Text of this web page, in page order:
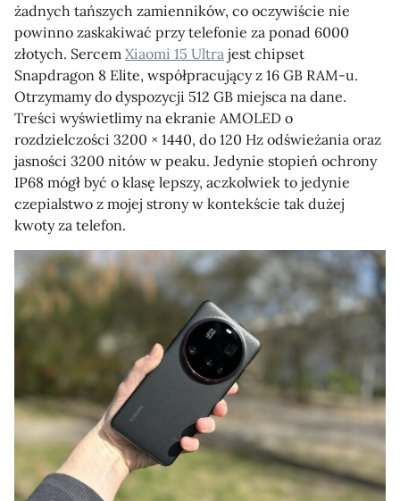
żadnych tańszych zamienników, co oczywiście nie
powinno zaskakiwać przy telefonie za ponad 6000
złotych. Sercem Xiaomi 15 Ultra jest chipset
Snapdragon 8 Elite, współpracujący z 16 GB RAM-u.
Otrzymamy do dyspozycji 512 GB miejsca na dane.
Treści wyświetlimy na ekranie AMOLED o
rozdzielczości 3200 × 1440, do 120 Hz odświeżania oraz
jasności 3200 nitów w peaku. Jedynie stopień ochrony
IP68 mógł być o klasę lepszy, aczkolwiek to jedynie
czepialstwo z mojej strony w kontekście tak dużej
kwoty za telefon.